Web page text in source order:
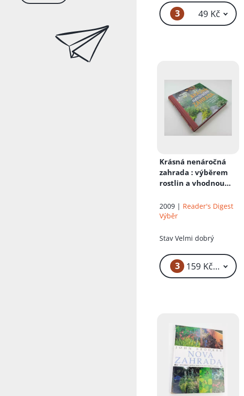
3 49 Kč
Krásná nenáročná
zahrada : výběrem
rostlin a vhodnou
2009 | Reader's Digest
Výběr
StavVelmi dobrý
3 159 Kč – 169 Kč
Přidáno do košíku!